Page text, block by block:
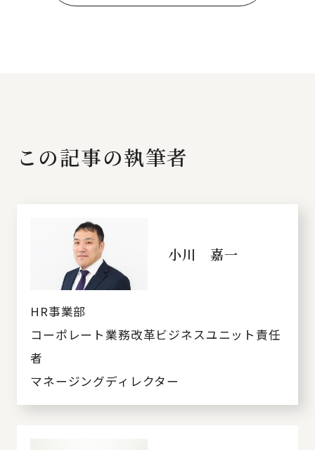
この記事の執筆者
小川 嘉一
HR事業部
コーポレート業務改革ビジネスユニット責任
者
マネージングディレクター